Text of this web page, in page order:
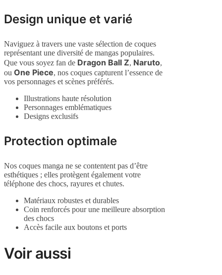
Design unique et varié
Naviguez à travers une vaste sélection de coques
représentant une diversité de mangas populaires.
Que vous soyez fan de Dragon Ball Z, Naruto,
ou One Piece, nos coques capturent l’essence de
vos personnages et scènes préférés.
Illustrations haute résolution
Personnages emblématiques
Designs exclusifs
Protection optimale
Nos coques manga ne se contentent pas d’être
esthétiques ; elles protègent également votre
téléphone des chocs, rayures et chutes.
Matériaux robustes et durables
Coin renforcés pour une meilleure absorption
des chocs
Accès facile aux boutons et ports
Voir aussi